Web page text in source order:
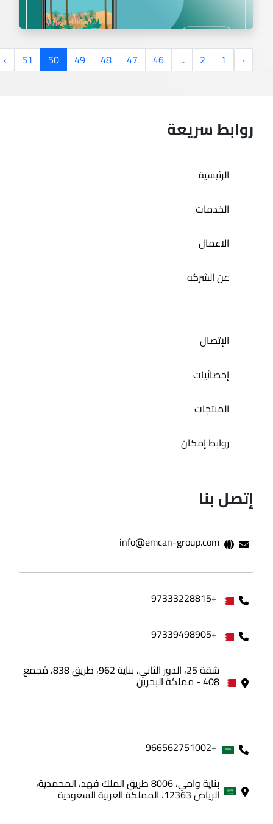
تطبيق حمام الديرة
‹
1
2
...
46
47
48
49
50
51
›
روابط سريعة
الرئيسية
الخدمات
الاعمال
عن الشركه
الإتصال
إحصائيات
المنتجات
روابط إمكان
إتصل بنا
info@emcan-group.com
+97333228815
+97339498905
شقة 25، الدور الثاني، بناية 962، طريق 838، مُجمع
408 - مملكة البحرين
+966562751002
بناية وامي، 8006 طريق الملك فهد، المحمدية،
الرياض 12363، المملكة العربية السعودية